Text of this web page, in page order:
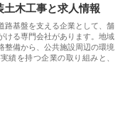
土木工事と求人情報
路基盤を支える企業として、舗
ける専門会社があります。地域
整備から、公共施設周辺の環境
績を持つ企業の取り組みと、